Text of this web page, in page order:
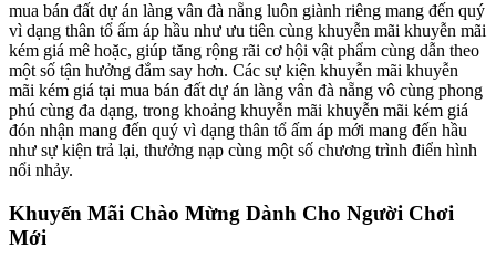
mua bán đất dự án làng vân đà nẵng luôn giành riêng mang đến quý
vì dạng thân tổ ấm áp hầu như ưu tiên cùng khuyễn mãi khuyễn mãi
kém giá mê hoặc, giúp tăng rộng rãi cơ hội vật phẩm cùng dẫn theo
một số tận hưởng đắm say hơn. Các sự kiện khuyễn mãi khuyễn
mãi kém giá tại mua bán đất dự án làng vân đà nẵng vô cùng phong
phú cùng đa dạng, trong khoảng khuyễn mãi khuyễn mãi kém giá
đón nhận mang đến quý vì dạng thân tổ ấm áp mới mang đến hầu
như sự kiện trả lại, thưởng nạp cùng một số chương trình điển hình
nổi nhảy.
Khuyến Mãi Chào Mừng Dành Cho Người Chơi
Mới